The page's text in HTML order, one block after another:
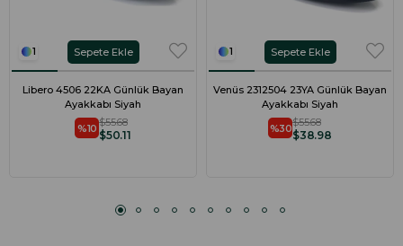
1
Libero 4506 22KA Günlük Bayan
Ayakkabı Siyah
%10 $50.11
$55.68
Sepete Ekle 1
Venüs 2312504 23YA Günlük Bayan
Ayakkabı Siyah
%30$38.98
$55.68
Sepete Ekle